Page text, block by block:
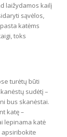
laižydamos kailį
sąvėlos,
katėms
toks
turėtų būti
sudėtį –
bus skanėstai.
katę –
lepinama katė
apsiribokite